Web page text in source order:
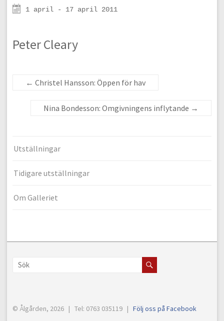
1 april - 17 april 2011
Peter Cleary
← Christel Hansson: Öppen för hav
Nina Bondesson: Omgivningens inflytande →
Utställningar
Tidigare utställningar
Om Galleriet
© Ålgården, 2026 | Tel: 0763 035119 | Följ oss på Facebook